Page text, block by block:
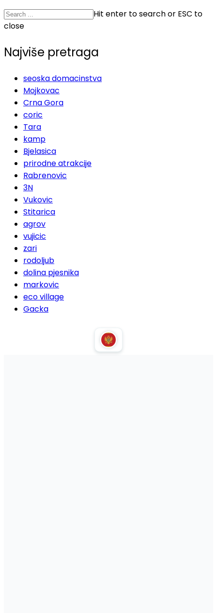
Hit enter to search or ESC to
close
Najviše pretraga
seoska domacinstva
Mojkovac
Crna Gora
coric
Tara
kamp
Bjelasica
prirodne atrakcije
Rabrenovic
3N
Vukovic
Stitarica
agrov
vujicic
zari
rodoljub
dolina pjesnika
markovic
eco village
Gacka